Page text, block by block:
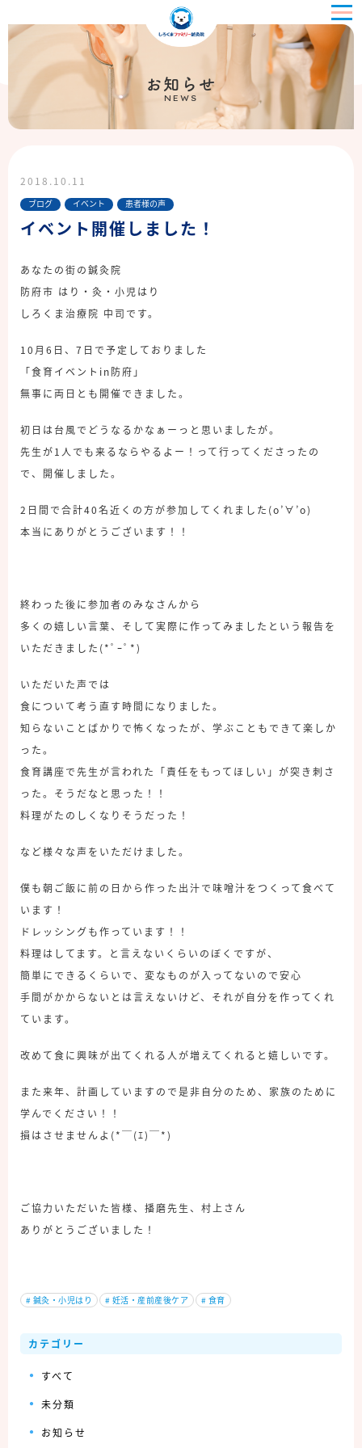
お知らせ
NEWS
2018.10.11
ブログ イベント 患者様の声
イベント開催しました！
あなたの街の鍼灸院
防府市 はり・灸・小児はり
しろくま治療院 中司です。
10月6日、7日で予定しておりました
「食育イベントin防府」
無事に両日とも開催できました。
初日は台風でどうなるかなぁーっと思いましたが。
先生が1人でも来るならやるよー！って行ってくださったの
で、開催しました。
2日間で合計40名近くの方が参加してくれました(o’∀’o)
本当にありがとうございます！！
終わった後に参加者のみなさんから
多くの嬉しい言葉、そして実際に作ってみましたという報告を
いただきました(*ﾟｰﾟ*)
いただいた声では
食について考う直す時間になりました。
知らないことばかりで怖くなったが、学ぶこともできて楽しか
った。
食育講座で先生が言われた「責任をもってほしい」が突き刺さ
った。そうだなと思った！！
料理がたのしくなりそうだった！
など様々な声をいただけました。
僕も朝ご飯に前の日から作った出汁で味噌汁をつくって食べて
います！
ドレッシングも作っています！！
料理はしてます。と言えないくらいのぼくですが、
簡単にできるくらいで、変なものが入ってないので安心
手間がかからないとは言えないけど、それが自分を作ってくれ
ています。
改めて食に興味が出てくれる人が増えてくれると嬉しいです。
また来年、計画していますので是非自分のため、家族のために
学んでください！！
損はさせませんよ(*￣(ｴ)￣*)
ご協力いただいた皆様、播磨先生、村上さん
ありがとうございました！
# 鍼灸・小児はり # 妊活・産前産後ケア # 食育
カテゴリー
すべて
未分類
お知らせ